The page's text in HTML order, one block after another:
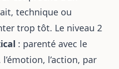
technique ou
trop tôt. Le niveau 2
: parenté avec le
l’action, par